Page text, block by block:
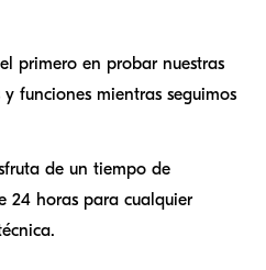
primero en probar nuestras
funciones mientras seguimos
de un tiempo de
24 horas para cualquier